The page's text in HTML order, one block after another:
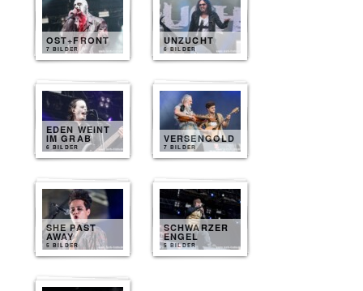
OST+FRONT
7 BILDER
UNZUCHT
6 BILDER
EDEN WEINT
IM GRAB
6 BILDER
VERSENGOLD
7 BILDER
SHE PAST
AWAY
5 BILDER
SCHWARZER
ENGEL
5 BILDER